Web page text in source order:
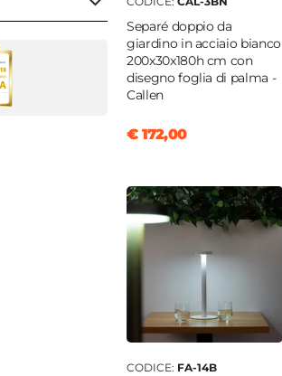
Separé doppio da
giardino in acciaio bianco
200x30x180h cm con
disegno foglia di palma -
Callen
€ 172,00
CODICE: FA-14B